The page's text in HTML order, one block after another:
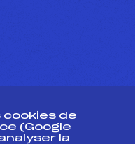
cookies de
(Google
la